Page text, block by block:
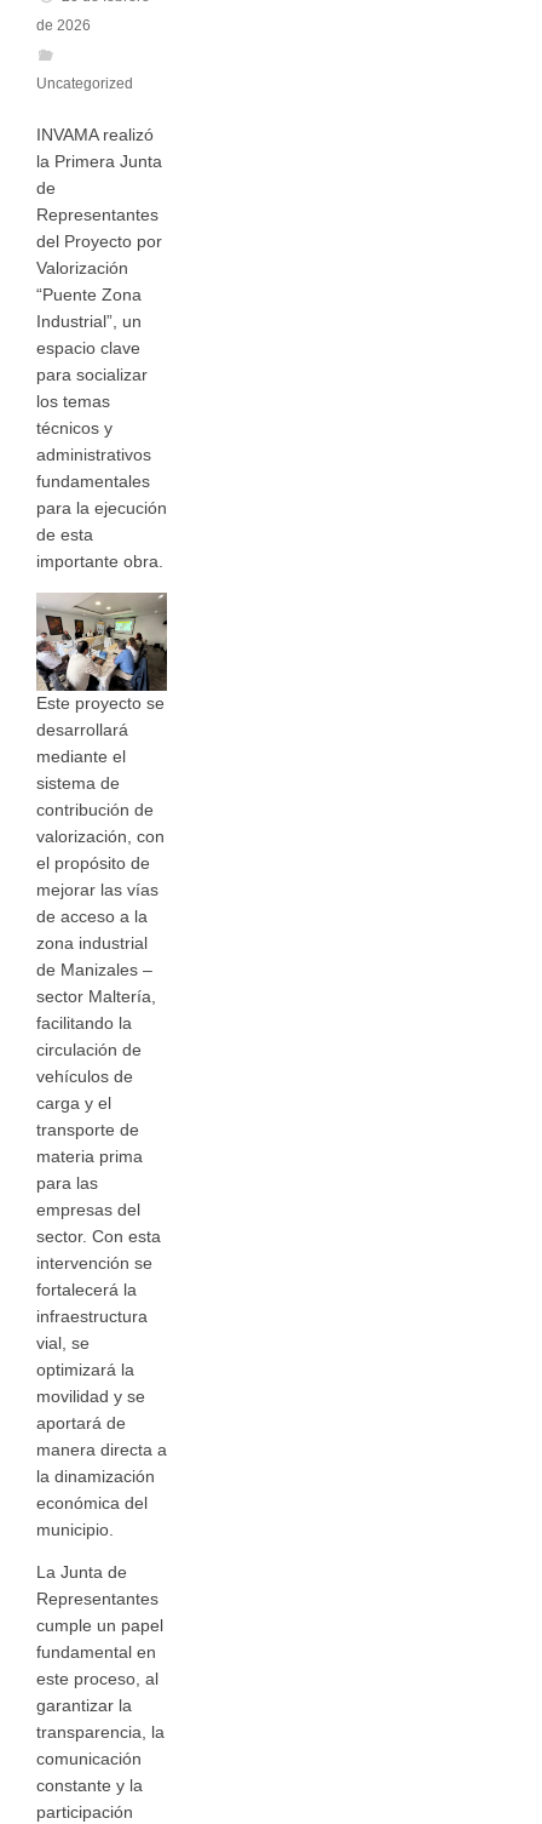
de 2026
Uncategorized
INVAMA realizó
la Primera Junta
de
Representantes
del Proyecto por
Valorización
“Puente Zona
Industrial”, un
espacio clave
para socializar
los temas
técnicos y
administrativos
fundamentales
para la ejecución
de esta
importante obra.
Este proyecto se
desarrollará
mediante el
sistema de
contribución de
valorización, con
el propósito de
mejorar las vías
de acceso a la
zona industrial
de Manizales –
sector Maltería,
facilitando la
circulación de
vehículos de
carga y el
transporte de
materia prima
para las
empresas del
sector. Con esta
intervención se
fortalecerá la
infraestructura
vial, se
optimizará la
movilidad y se
aportará de
manera directa a
la dinamización
económica del
municipio.
La Junta de
Representantes
cumple un papel
fundamental en
este proceso, al
garantizar la
transparencia, la
comunicación
constante y la
participación